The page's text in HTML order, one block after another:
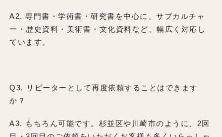
A2. 専門書・学術書・研究書を中心に、サブカルチャ
ー・歴史資料・美術書・文化資料など、幅広く対応し
ています。
Q3. リピーターとして再度依頼することはできます
か？
A3. もちろん可能です。杉並区や川崎市のように、2回